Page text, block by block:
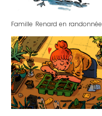
Famille Renard en randonnée